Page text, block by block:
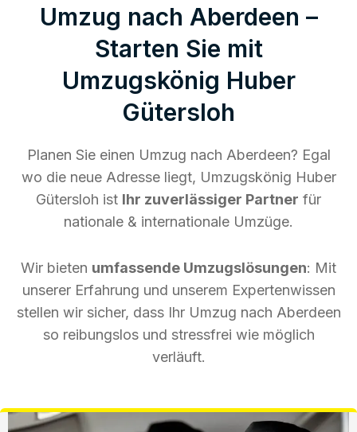
Umzug nach Aberdeen –
Starten Sie mit
Umzugskönig Huber
Gütersloh
Planen Sie einen Umzug nach Aberdeen? Egal
wo die neue Adresse liegt, Umzugskönig Huber
Gütersloh ist Ihr zuverlässiger Partner für
nationale & internationale Umzüge.
Wir bieten umfassende Umzugslösungen: Mit
unserer Erfahrung und unserem Expertenwissen
stellen wir sicher, dass Ihr Umzug nach Aberdeen
so reibungslos und stressfrei wie möglich
verläuft.